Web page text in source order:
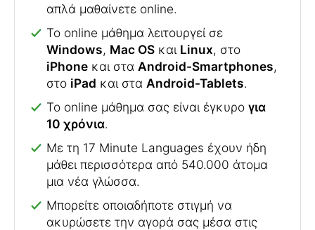
απλά μαθαίνετε online.
To online μάθημα λειτουργεί σε
Windows, Mac OS και Linux, στο
iPhone και στα Android-Smartphones,
στο iPad και στα Android-Tablets.
Το online μάθημα σας είναι έγκυρο για
10 χρόνια.
Με τη 17 Minute Languages έχουν ήδη
μάθει περισσότερα από 540.000 άτομα
μια νέα γλώσσα.
Μπορείτε οποιαδήποτε στιγμή να
ακυρώσετε την αγορά σας μέσα στις